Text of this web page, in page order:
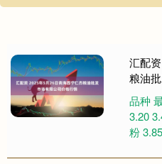
汇配
粮油
品种
3.20
粉